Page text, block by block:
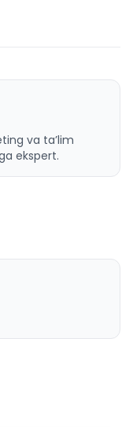
va ta’lim
ekspert.